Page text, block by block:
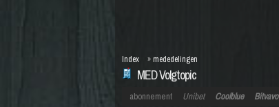
MED Volgtopic
Index » mededelingen
abonnement Unibet Coolblue Bitvavo